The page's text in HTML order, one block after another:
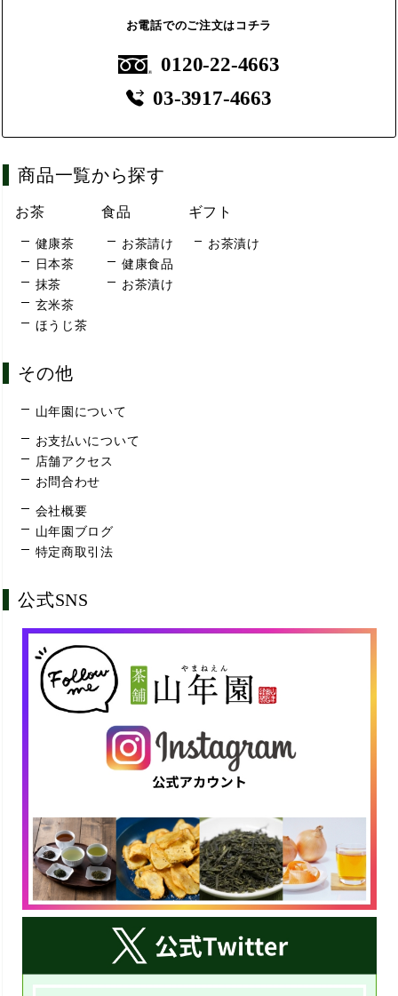
お電話でのご注文はコチラ
0120-22-4663
03-3917-4663
商品一覧から探す
お茶
健康茶
日本茶
抹茶
玄米茶
ほうじ茶
食品
お茶請け
健康食品
お茶漬け
ギフト
お茶漬け
その他
山年園について
お支払いについて
店舗アクセス
お問合わせ
会社概要
山年園ブログ
特定商取引法
公式SNS